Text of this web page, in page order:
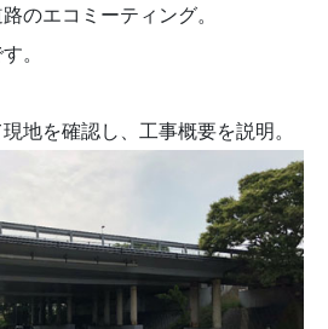
のエコミーティング。
。
地を確認し、工事概要を説明。